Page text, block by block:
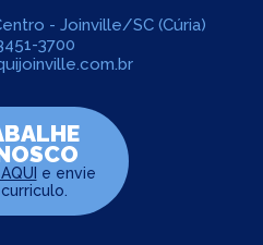
- Joinville/SC (Cúria)
3700
e envie